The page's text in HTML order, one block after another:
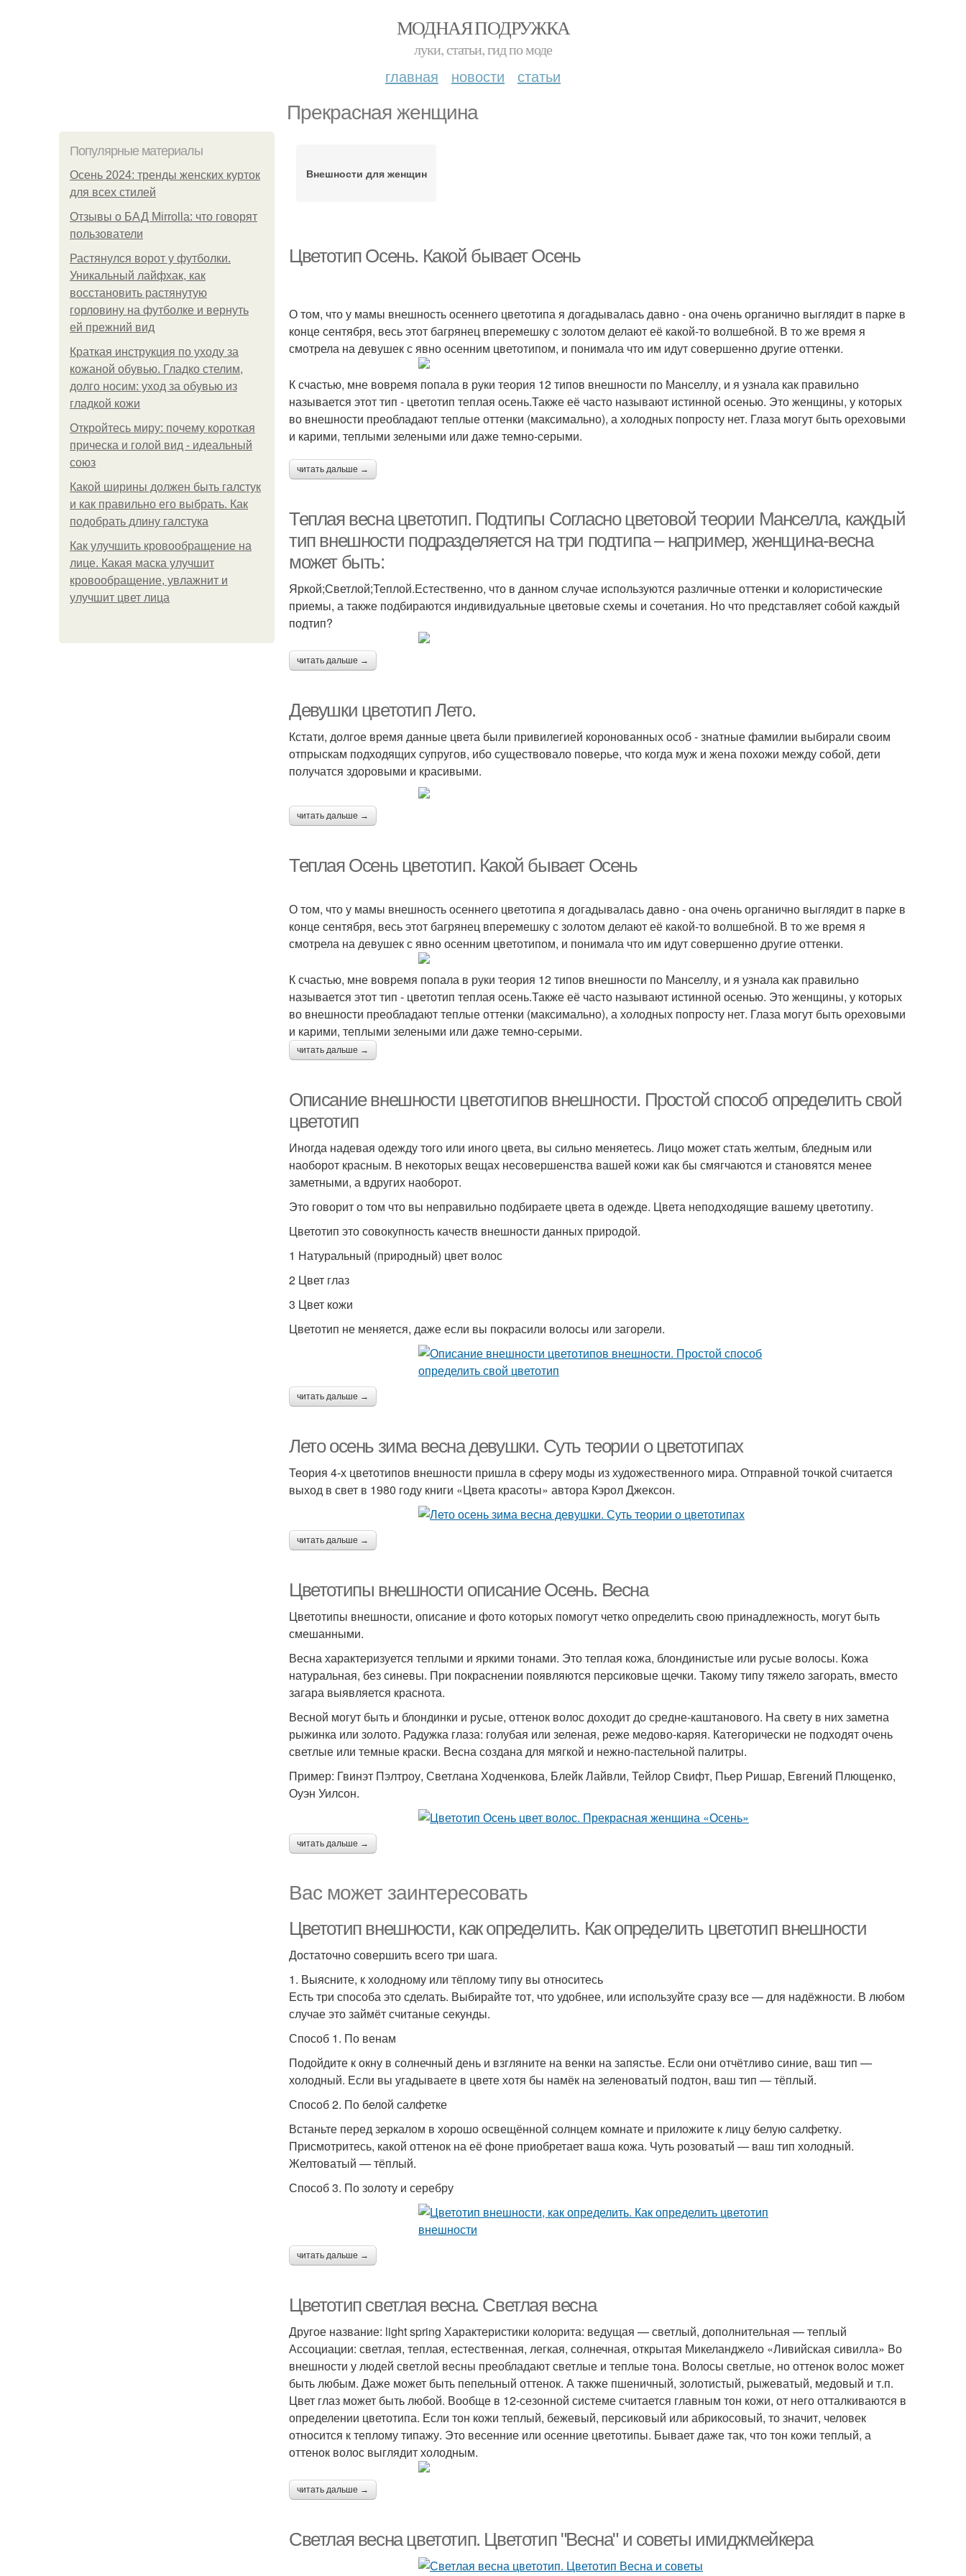
МОДНАЯ ПОДРУЖКА
луки, статьи, гид по моде
главная новости статьи
Прекрасная женщина
Популярные материалы
Осень 2024: тренды женских курток
для всех стилей
Отзывы о БАД Mirrolla: что говорят
пользователи
Растянулся ворот у футболки.
Уникальный лайфхак, как
восстановить растянутую
горловину на футболке и вернуть
ей прежний вид
Краткая инструкция по уходу за
кожаной обувью. Гладко стелим,
долго носим: уход за обувью из
гладкой кожи
Откройтесь миру: почему короткая
прическа и голой вид - идеальный
союз
Какой ширины должен быть галстук
и как правильно его выбрать. Как
подобрать длину галстука
Как улучшить кровообращение на
лице. Какая маска улучшит
кровообращение, увлажнит и
улучшит цвет лица
Внешности для женщин
Цветотип Осень. Какой бывает Осень
О том, что у мамы внешность осеннего цветотипа я догадывалась давно - она очень органично выглядит в парке в
конце сентября, весь этот багрянец вперемешку с золотом делают её какой-то волшебной. В то же время я
смотрела на девушек с явно осенним цветотипом, и понимала что им идут совершенно другие оттенки.
К счастью, мне вовремя попала в руки теория 12 типов внешности по Манселлу, и я узнала как правильно
называется этот тип - цветотип теплая осень.Также её часто называют истинной осенью. Это женщины, у которых
во внешности преобладают теплые оттенки (максимально), а холодных попросту нет. Глаза могут быть ореховыми
и карими, теплыми зелеными или даже темно-серыми.
читать дальше →
Теплая весна цветотип. Подтипы Согласно цветовой теории Манселла, каждый
тип внешности подразделяется на три подтипа – например, женщина-весна
может быть:
Яркой;Светлой;Теплой.Естественно, что в данном случае используются различные оттенки и колористические
приемы, а также подбираются индивидуальные цветовые схемы и сочетания. Но что представляет собой каждый
подтип?
читать дальше →
Девушки цветотип Лето.
Кстати, долгое время данные цвета были привилегией коронованных особ - знатные фамилии выбирали своим
отпрыскам подходящих супругов, ибо существовало поверье, что когда муж и жена похожи между собой, дети
получатся здоровыми и красивыми.
читать дальше →
Теплая Осень цветотип. Какой бывает Осень
О том, что у мамы внешность осеннего цветотипа я догадывалась давно - она очень органично выглядит в парке в
конце сентября, весь этот багрянец вперемешку с золотом делают её какой-то волшебной. В то же время я
смотрела на девушек с явно осенним цветотипом, и понимала что им идут совершенно другие оттенки.
К счастью, мне вовремя попала в руки теория 12 типов внешности по Манселлу, и я узнала как правильно
называется этот тип - цветотип теплая осень.Также её часто называют истинной осенью. Это женщины, у которых
во внешности преобладают теплые оттенки (максимально), а холодных попросту нет. Глаза могут быть ореховыми
и карими, теплыми зелеными или даже темно-серыми.
читать дальше →
Описание внешности цветотипов внешности. Простой способ определить свой
цветотип
Иногда надевая одежду того или иного цвета, вы сильно меняетесь. Лицо может стать желтым, бледным или
наоборот красным. В некоторых вещах несовершенства вашей кожи как бы смягчаются и становятся менее
заметными, а вдругих наоборот.
Это говорит о том что вы неправильно подбираете цвета в одежде. Цвета неподходящие вашему цветотипу.
Цветотип это совокупность качеств внешности данных природой.
1 Натуральный (природный) цвет волос
2 Цвет глаз
3 Цвет кожи
Цветотип не меняется, даже если вы покрасили волосы или загорели.
читать дальше →
Лето осень зима весна девушки. Суть теории о цветотипах
Теория 4-х цветотипов внешности пришла в сферу моды из художественного мира. Отправной точкой считается
выход в свет в 1980 году книги «Цвета красоты» автора Кэрол Джексон.
читать дальше →
Цветотипы внешности описание Осень. Весна
Цветотипы внешности, описание и фото которых помогут четко определить свою принадлежность, могут быть
смешанными.
Весна характеризуется теплыми и яркими тонами. Это теплая кожа, блондинистые или русые волосы. Кожа
натуральная, без синевы. При покраснении появляются персиковые щечки. Такому типу тяжело загорать, вместо
загара выявляется краснота.
Весной могут быть и блондинки и русые, оттенок волос доходит до средне-каштанового. На свету в них заметна
рыжинка или золото. Радужка глаза: голубая или зеленая, реже медово-каряя. Категорически не подходят очень
светлые или темные краски. Весна создана для мягкой и нежно-пастельной палитры.
Пример: Гвинэт Пэлтроу, Светлана Ходченкова, Блейк Лайвли, Тейлор Свифт, Пьер Ришар, Евгений Плющенко,
Оуэн Уилсон.
читать дальше →
Вас может заинтересовать
Цветотип внешности, как определить. Как определить цветотип внешности
Достаточно совершить всего три шага.
1. Выясните, к холодному или тёплому типу вы относитесь
Есть три способа это сделать. Выбирайте тот, что удобнее, или используйте сразу все — для надёжности. В любом
случае это займёт считаные секунды.
Способ 1. По венам
Подойдите к окну в солнечный день и взгляните на венки на запястье. Если они отчётливо синие, ваш тип —
холодный. Если вы угадываете в цвете хотя бы намёк на зеленоватый подтон, ваш тип — тёплый.
Способ 2. По белой салфетке
Встаньте перед зеркалом в хорошо освещённой солнцем комнате и приложите к лицу белую салфетку.
Присмотритесь, какой оттенок на её фоне приобретает ваша кожа. Чуть розоватый — ваш тип холодный.
Желтоватый — тёплый.
Способ 3. По золоту и серебру
читать дальше →
Цветотип светлая весна. Светлая весна
Другое название: light spring Характеристики колорита: ведущая — светлый, дополнительная — теплый
Ассоциации: светлая, теплая, естественная, легкая, солнечная, открытая Микеланджело «Ливийская сивилла» Во
внешности у людей светлой весны преобладают светлые и теплые тона. Волосы светлые, но оттенок волос может
быть любым. Даже может быть пепельный оттенок. А также пшеничный, золотистый, рыжеватый, медовый и т.п.
Цвет глаз может быть любой. Вообще в 12-сезонной системе считается главным тон кожи, от него отталкиваются в
определении цветотипа. Если тон кожи теплый, бежевый, персиковый или абрикосовый, то значит, человек
относится к теплому типажу. Это весенние или осенние цветотипы. Бывает даже так, что тон кожи теплый, а
оттенок волос выглядит холодным.
читать дальше →
Светлая весна цветотип. Цветотип "Весна" и советы имиджмейкера